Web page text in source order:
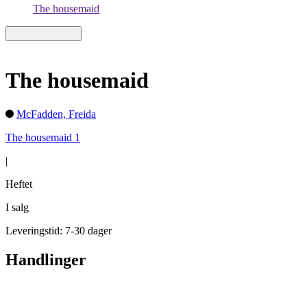
The housemaid
The housemaid
McFadden, Freida
The housemaid 1
|
Heftet
I salg
Leveringstid: 7-30 dager
Handlinger